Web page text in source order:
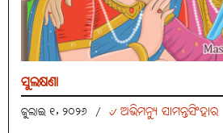
ସୁଲକ୍ଷଣା
ଜୁଲାଇ ୧, ୨୦୨୬ / ୰ ଅଭିମନ୍ୟୁ ସାମନ୍ତସିଂହାର